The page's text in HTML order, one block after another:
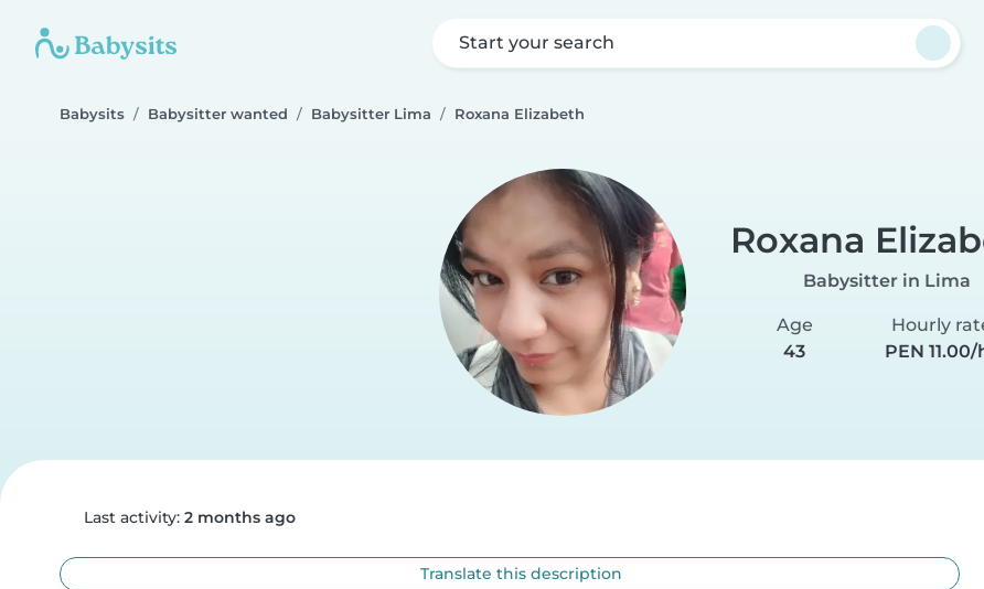
Start your search
Babysits Babysitter wanted Babysitter Lima Roxana Elizabeth
Roxana
Babysitter in Lima
Age
43
Hourly
PEN
Last activity: 2 months ago
Translate this description